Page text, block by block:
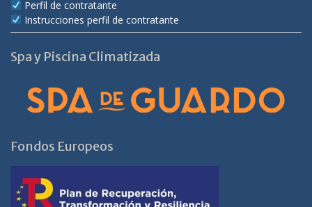
Perfil de contratante
Instrucciones perfil de contratante
Spa y Piscina Climatizada
Fondos Europeos